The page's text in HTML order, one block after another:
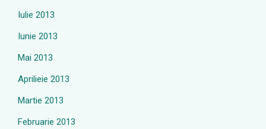
Iulie 2013
Iunie 2013
Mai 2013
Aprilieie 2013
Martie 2013
Februarie 2013